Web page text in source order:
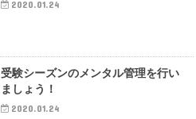
2020.01.24
受験シーズンのメンタル管理を行い
ましょう！
2020.01.24